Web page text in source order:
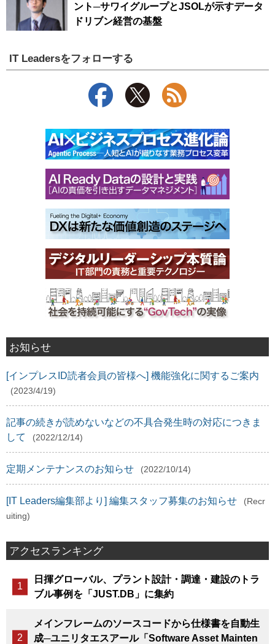
ント─サワイグループとJSOLが示すデータ
ドリブン経営の基盤
IT Leadersをフォローする
お知らせ
[インプレスID読者会員の皆様へ] 機能強化に関するご案内
(2023/4/19)
記事の続きが読めないなどの不具合発生時の対応につきま
して
(2022/12/14)
定期メンテナンスのお知らせ (2022/10/14)
[IT Leaders編集部より] 編集スタッフ募集のお知らせ
(Recr
uiting)
アクセスランキング
日揮グローバル、プラント設計・調達・建設のトラ
ブル事例を「JUST.DB」に集約
メインフレームのソースコードから仕様書を自動生
成─ユニリタエスアール「Software Asset Mainten